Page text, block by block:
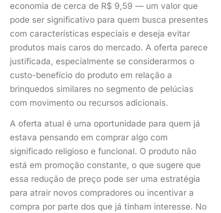
economia de cerca de R$ 9,59 — um valor que
pode ser significativo para quem busca presentes
com características especiais e deseja evitar
produtos mais caros do mercado. A oferta parece
justificada, especialmente se considerarmos o
custo-benefício do produto em relação a
brinquedos similares no segmento de pelúcias
com movimento ou recursos adicionais.
A oferta atual é uma oportunidade para quem já
estava pensando em comprar algo com
significado religioso e funcional. O produto não
está em promoção constante, o que sugere que
essa redução de preço pode ser uma estratégia
para atrair novos compradores ou incentivar a
compra por parte dos que já tinham interesse. No